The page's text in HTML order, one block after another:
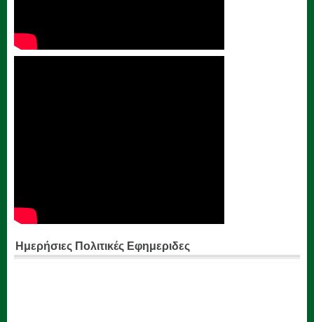
Ημερήσιες Πολιτικές Εφημεριδες